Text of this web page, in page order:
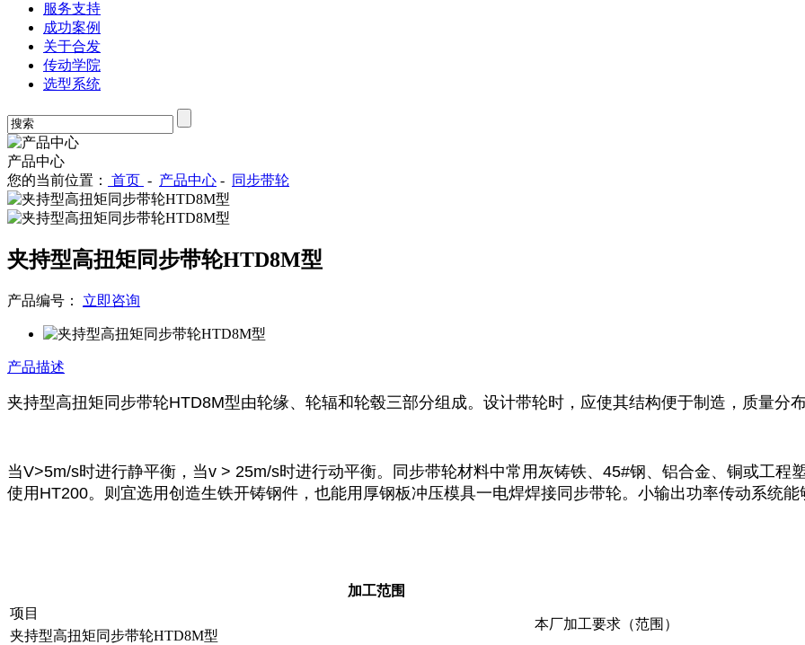
服务支持
成功案例
关于合发
传动学院
选型系统
产品中心
您的当前位置：
首页 - 产品中心 - 同步带轮
夹持型高扭矩同步带轮HTD8M型
产品编号： 立即咨询
产品描述
夹持型高扭矩同步带轮HTD8M型由轮缘、轮辐和轮毂三部分组成。设计带轮时，应使其结构便于制造，质量分
当V>5m/s时进行静平衡，当v > 25m/s时进行动平衡。同步带轮材料中常用灰铸铁、45#钢、铝合金、铜或工程
使用HT200。则宜选用创造生铁开铸钢件，也能用厚钢板冲压模具一电焊焊接同步带轮。小输出功率传动系统能
加工范围
项目
本厂加工要求（范围）
夹持型高扭矩同步带轮HTD8M型